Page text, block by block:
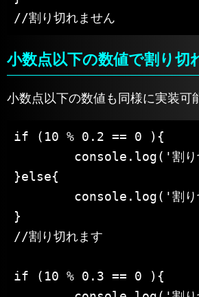
//割り切れません
小数点以下の数値で割り切
小数点以下の数値も同様に実装可
if (10 % 0.2 == 0 ){
}else{
}
//割り切れます
if (10 % 0.3 == 0 ){